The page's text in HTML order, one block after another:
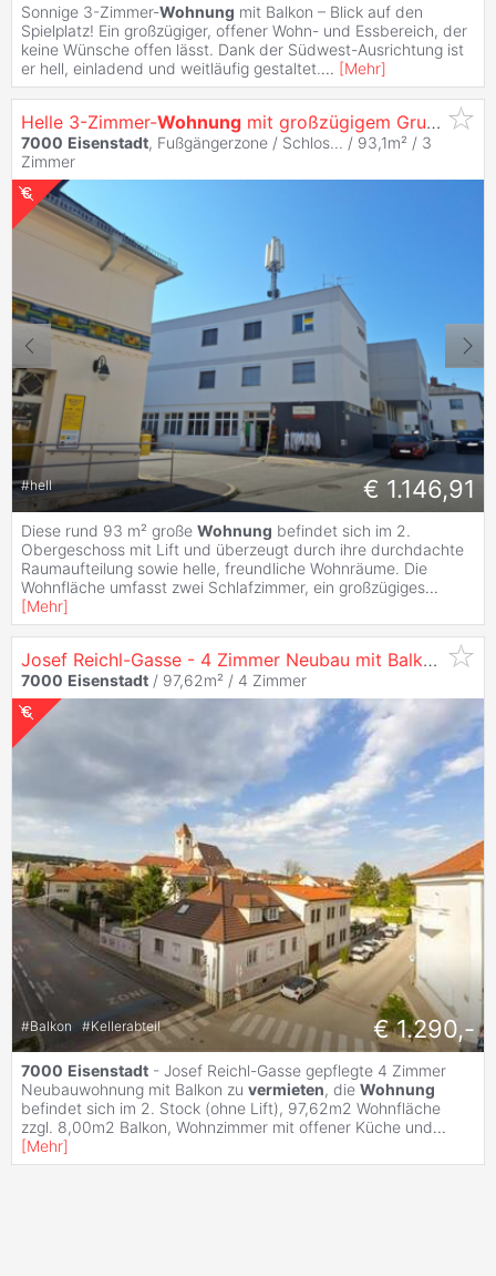
Sonnige 3-Zimmer-Wohnung mit Balkon – Blick auf den
Spielplatz! Ein großzügiger, offener Wohn- und Essbereich, der
keine Wünsche offen lässt. Dank der Südwest-Ausrichtung ist
er hell, einladend und weitläufig gestaltet.... [Mehr]
Helle 3-Zimmer-Wohnung mit großzügigem Grundriss im 2. Liftstock
7000 Eisenstadt, Fußgängerzone / Schlos... / 93,1m² / 3
Zimmer
#hell € 1.146,91
Diese rund 93 m² große Wohnung befindet sich im 2.
Obergeschoss mit Lift und überzeugt durch ihre durchdachte
Raumaufteilung sowie helle, freundliche Wohnräume. Die
Wohnfläche umfasst zwei Schlafzimmer, ein großzügiges...
[Mehr]
Josef Reichl-Gasse - 4 Zimmer Neubau mit Balkon in Zentrumslage
7000 Eisenstadt / 97,62m² / 4 Zimmer
#Balkon #Kellerabteil € 1.290,-
7000 Eisenstadt - Josef Reichl-Gasse gepflegte 4 Zimmer
Neubauwohnung mit Balkon zu vermieten, die Wohnung
befindet sich im 2. Stock (ohne Lift), 97,62m2 Wohnfläche
zzgl. 8,00m2 Balkon, Wohnzimmer mit offener Küche und...
[Mehr]